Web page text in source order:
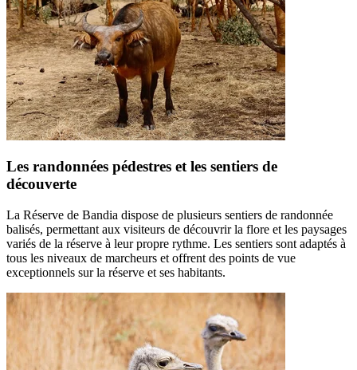
Les randonnées pédestres et les sentiers de
découverte
La Réserve de Bandia dispose de plusieurs sentiers de randonnée
balisés, permettant aux visiteurs de découvrir la flore et les paysages
variés de la réserve à leur propre rythme. Les sentiers sont adaptés à
tous les niveaux de marcheurs et offrent des points de vue
exceptionnels sur la réserve et ses habitants.